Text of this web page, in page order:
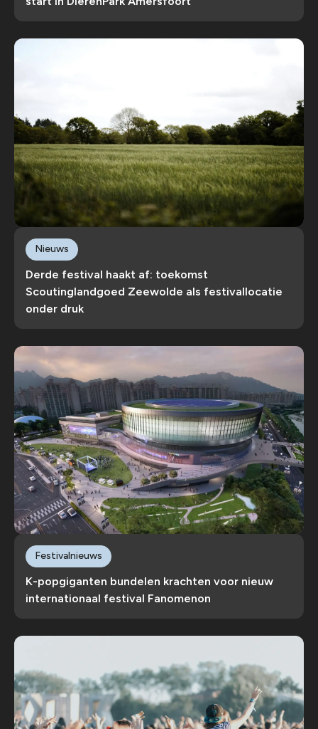
Derde festival haakt af: toekomst
Scoutinglandgoed Zeewolde als festivallocatie
onder druk
Nieuws
K-popgiganten bundelen krachten voor nieuw
internationaal festival Fanomenon
Festivalnieuws